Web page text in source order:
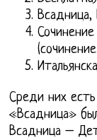
Всадница,
Среди них
«Всадница»
Всадница –